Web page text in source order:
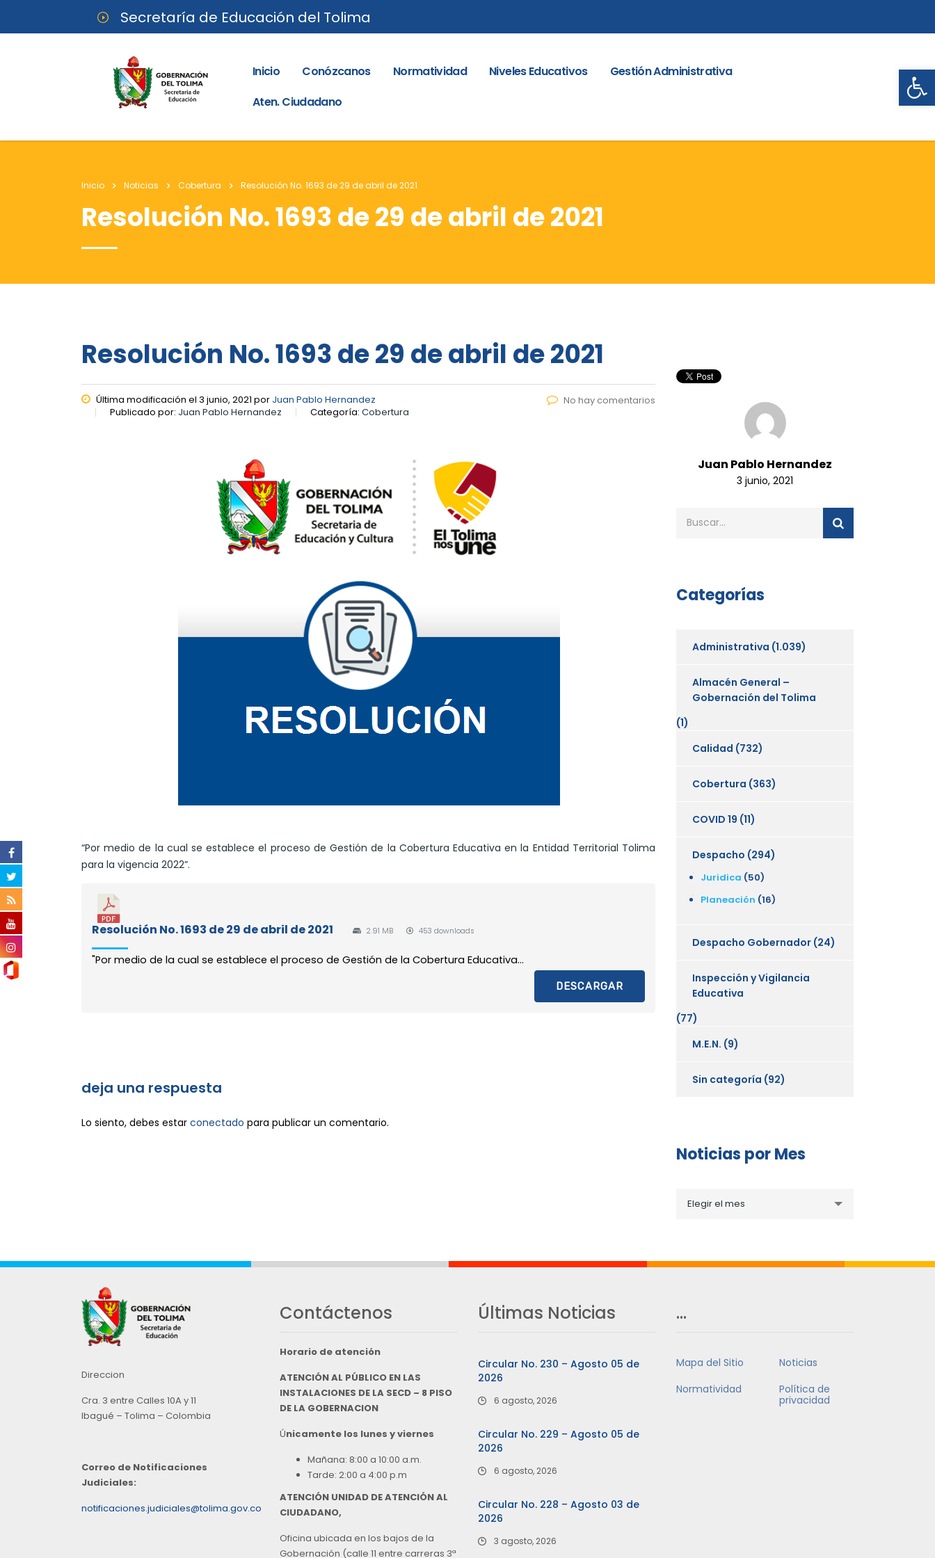
Secretaría de Educación del Tolima
Inicio Conózcanos Normatividad Niveles Educativos
Gestión Administrativa
Aten. Ciudadano
Inicio Noticias Cobertura Resolución No. 1693 de 29 de abril de 2021
Resolución No. 1693 de 29 de abril de 2021
Resolución No. 1693 de 29 de abril de 2021
Última modificación el 3 junio, 2021 por Juan Pablo Hernandez
Publicado por: Juan Pablo Hernandez Categoría: Cobertura
No hay comentarios
“Por medio de la cual se establece el proceso de Gestión de la Cobertura Educativa en la Entidad Territorial Tolima
para la vigencia 2022”.
Resolución No. 1693 de 29 de abril de 2021 2.91 MB 453 downloads
"Por medio de la cual se establece el proceso de Gestión de la Cobertura Educativa...
DESCARGAR
deja una respuesta
Lo siento, debes estar conectado para publicar un comentario.
Juan Pablo Hernandez
3 junio, 2021
Categorías
Administrativa (1.039)
Almacén General –
Gobernación del Tolima
(1)
Calidad (732)
Cobertura (363)
COVID 19 (11)
Despacho (294)
Juridica (50)
Planeación (16)
Despacho Gobernador (24)
Inspección y Vigilancia
Educativa
(77)
M.E.N. (9)
Sin categoría (92)
Noticias por Mes
porElegir el mes
Direccion
Cra. 3 entre Calles 10A y 11
Ibagué – Tolima – Colombia
Correo de Notificaciones
Judiciales:
notificaciones.judiciales@tolima.gov.co
Contáctenos
Horario de atención
ATENCIÓN AL PÚBLICO EN LAS
INSTALACIONES DE LA SECD – 8 PISO
DE LA GOBERNACION
Únicamente los lunes y viernes
Mañana: 8:00 a 10:00 a.m.
Tarde: 2:00 a 4:00 p.m
ATENCIÓN UNIDAD DE ATENCIÓN AL
CIUDADANO,
Oficina ubicada en los bajos de la
Gobernación (calle 11 entre carreras 3ª
Últimas Noticias
Circular No. 230 – Agosto 05 de
2026
6 agosto, 2026
Circular No. 229 – Agosto 05 de
2026
6 agosto, 2026
Circular No. 228 – Agosto 03 de
2026
3 agosto, 2026
…
Mapa del Sitio
Noticias
Normatividad
Política de
privacidad